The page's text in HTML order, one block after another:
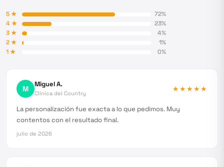
5★ 72%
4★ 23%
3★ 4%
2★ 1%
1★ 0%
M Miguel A.
Clínica del Country
★★★★★
La personalización fue exacta a lo que pedimos. Muy
contentos con el resultado final.
julio de 2026